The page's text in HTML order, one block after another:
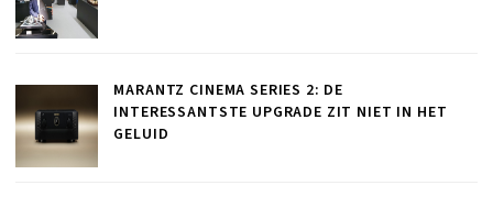
MARANTZ CINEMA SERIES 2: DE
INTERESSANTSTE UPGRADE ZIT NIET IN HET
GELUID